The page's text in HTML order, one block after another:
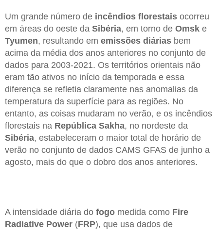
Um grande número de incêndios florestais ocorreu
em áreas do oeste da Sibéria, em torno de Omsk e
Tyumen, resultando em emissões diárias bem
acima da média dos anos anteriores no conjunto de
dados para 2003-2021. Os territórios orientais não
eram tão ativos no início da temporada e essa
diferença se refletia claramente nas anomalias da
temperatura da superfície para as regiões. No
entanto, as coisas mudaram no verão, e os incêndios
florestais na República Sakha, no nordeste da
Sibéria, estabeleceram o maior total de horário de
verão no conjunto de dados CAMS GFAS de junho a
agosto, mais do que o dobro dos anos anteriores.
A intensidade diária do fogo medida como Fire
Radiative Power (FRP), que usa dados de